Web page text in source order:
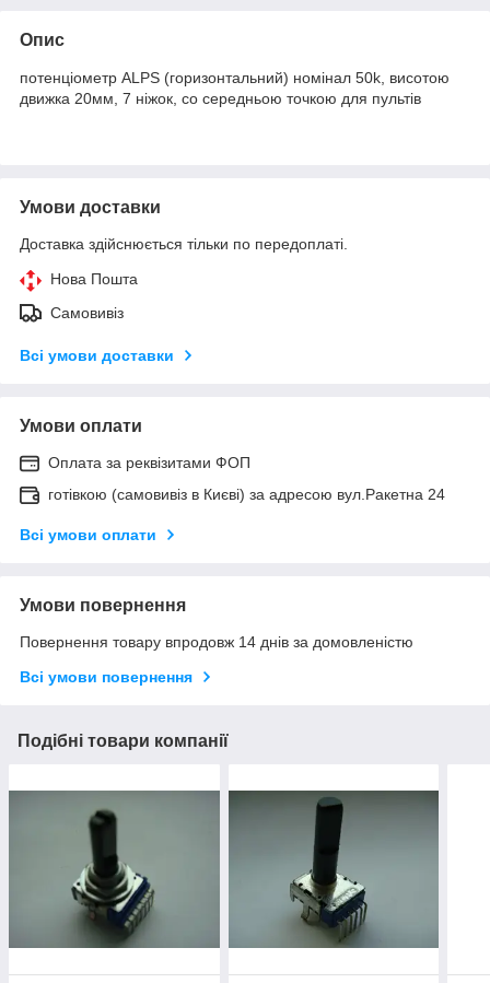
Опис
потенціометр ALPS (горизонтальний) номінал 50k, висотою
движка 20мм, 7 ніжок, co середньою точкою для пультів
Умови доставки
Доставка здійснюється тільки по передоплаті.
Нова Пошта
Самовивіз
Всі умови доставки
Умови оплати
Оплата за реквізитами ФОП
готівкою (самовивіз в Києві) за адресою вул.Ракетна 24
Всі умови оплати
Умови повернення
Повернення товару впродовж 14 днів за домовленістю
Всі умови повернення
Подібні товари компанії